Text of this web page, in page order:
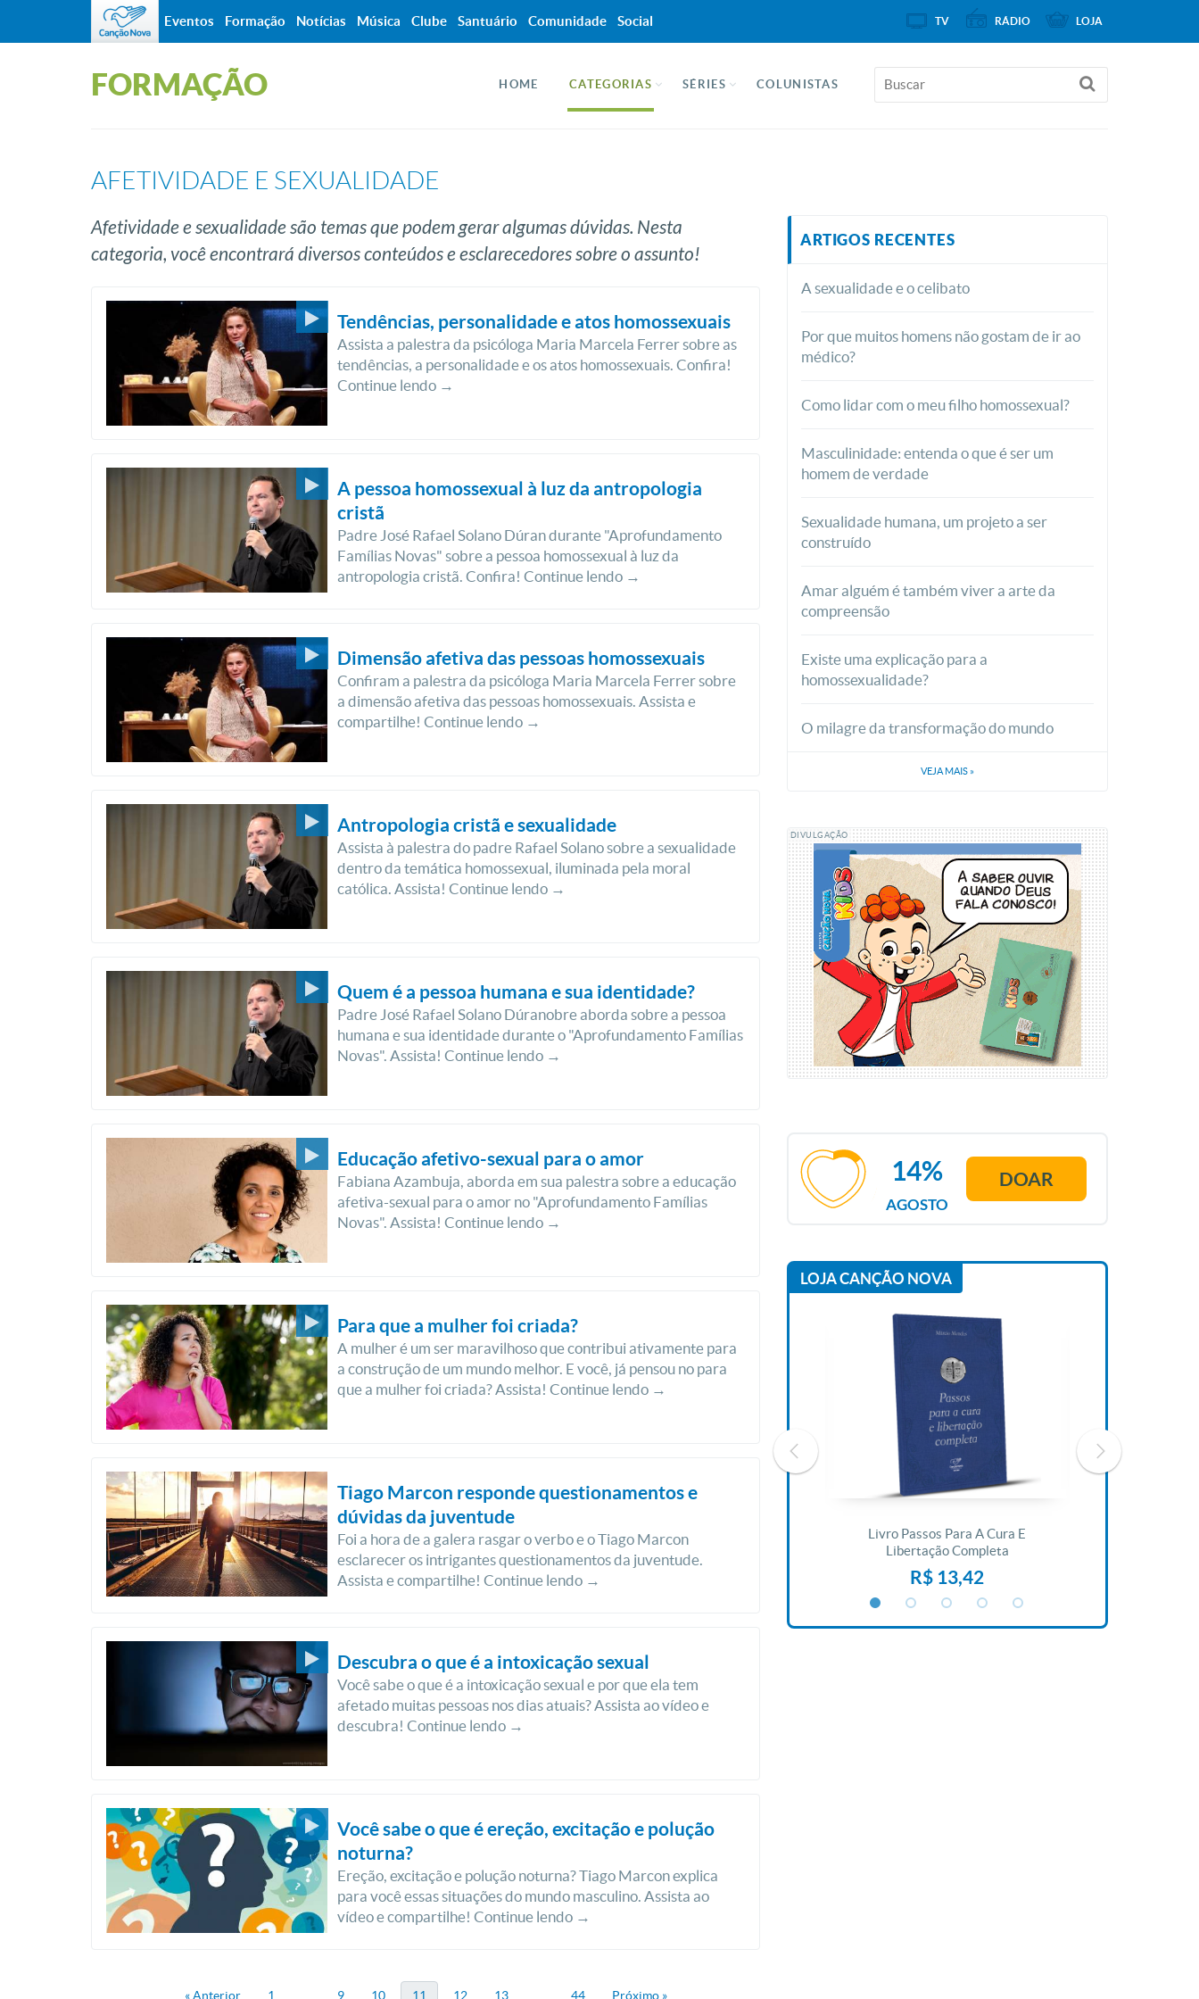
FORMAÇÃO HOME CATEGORIAS SÉRIES COLUNISTAS
AFETIVIDADE E SEXUALIDADE
Afetividade e sexualidade são temas que podem gerar algumas dúvidas. Nesta
categoria, você encontrará diversos conteúdos e esclarecedores sobre o assunto!
Tendências, personalidade e atos homossexuais
Assista a palestra da psicóloga Maria Marcela Ferrer sobre as
tendências, a personalidade e os atos homossexuais. Confira!
Continue lendo →
A pessoa homossexual à luz da antropologia
cristã
Padre José Rafael Solano Dúran durante "Aprofundamento
Famílias Novas" sobre a pessoa homossexual à luz da
antropologia cristã. Confira! Continue lendo →
Dimensão afetiva das pessoas homossexuais
Confiram a palestra da psicóloga Maria Marcela Ferrer sobre
a dimensão afetiva das pessoas homossexuais. Assista e
compartilhe! Continue lendo →
Antropologia cristã e sexualidade
Assista à palestra do padre Rafael Solano sobre a sexualidade
dentro da temática homossexual, iluminada pela moral
católica. Assista! Continue lendo →
Quem é a pessoa humana e sua identidade?
Padre José Rafael Solano Dúranobre aborda sobre a pessoa
humana e sua identidade durante o "Aprofundamento Famílias
Novas". Assista! Continue lendo →
Educação afetivo-sexual para o amor
Fabiana Azambuja, aborda em sua palestra sobre a educação
afetiva-sexual para o amor no "Aprofundamento Famílias
Novas". Assista! Continue lendo →
Para que a mulher foi criada?
A mulher é um ser maravilhoso que contribui ativamente para
a construção de um mundo melhor. E você, já pensou no para
que a mulher foi criada? Assista! Continue lendo →
Tiago Marcon responde questionamentos e
dúvidas da juventude
Foi a hora de a galera rasgar o verbo e o Tiago Marcon
esclarecer os intrigantes questionamentos da juventude.
Assista e compartilhe! Continue lendo →
Descubra o que é a intoxicação sexual
Você sabe o que é a intoxicação sexual e por que ela tem
afetado muitas pessoas nos dias atuais? Assista ao vídeo e
descubra! Continue lendo →
Você sabe o que é ereção, excitação e polução
noturna?
Ereção, excitação e polução noturna? Tiago Marcon explica
para você essas situações do mundo masculino. Assista ao
vídeo e compartilhe! Continue lendo →
« Anterior 1 9 10 11 12 13 44 Próximo »
ARTIGOS RECENTES
A sexualidade e o celibato
Por que muitos homens não gostam de ir ao
médico?
Como lidar com o meu filho homossexual?
Masculinidade: entenda o que é ser um
homem de verdade
Sexualidade humana, um projeto a ser
construído
Amar alguém é também viver a arte da
compreensão
Existe uma explicação para a
homossexualidade?
O milagre da transformação do mundo
VEJA MAIS »
DIVULGAÇÃO
AGOSTO
14% DOAR
LOJA CANÇÃO NOVA
Livro O Padre: A História De
Livro Passos Para A Cura E
Libertação Completa
R$ 13,42
Eventos Formação Notícias Música Clube Santuário Comunidade Social TV RÁDIO LOJA